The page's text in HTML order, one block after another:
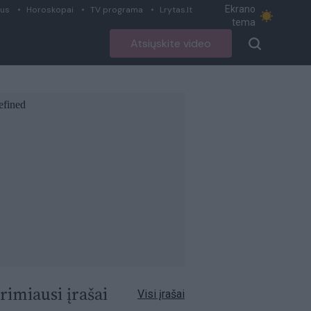
Horoskopai TV programa Lrytas.lt
Ekrano
tema
Atsiųskite video
įrašai Visi įrašai